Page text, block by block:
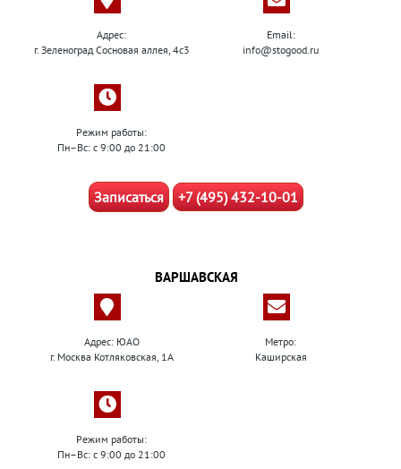
Адрес:
г. Зеленоград Сосновая аллея, 4с3
Email:
info@stogood.ru
Режим работы:
Пн–Вс: с 9:00 до 21:00
Записаться +7 (495) 432-10-01
ВАРШАВСКАЯ
Адрес: ЮАО
г. Москва Котляковская, 1А
Метро:
Каширская
Режим работы:
Пн–Вс: с 9:00 до 21:00